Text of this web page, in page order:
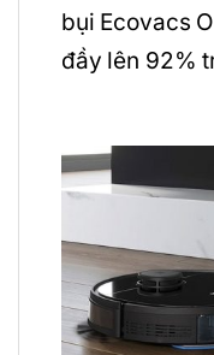
bụi Ecovacs
đầy lên 92%